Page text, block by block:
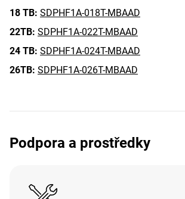
18 TB: SDPHF1A-018T-MBAAD
22TB: SDPHF1A-022T-MBAAD
24 TB: SDPHF1A-024T-MBAAD
26TB: SDPHF1A-026T-MBAAD
Podpora a prostředky